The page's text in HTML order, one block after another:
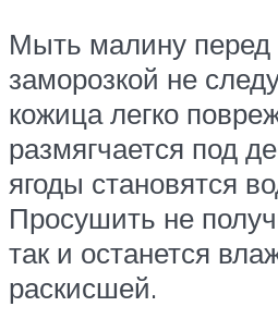
Мыть малину перед
заморозкой не
кожица легко
размягчается под
ягоды становятся
Просушить не
так и останется
раскисшей.